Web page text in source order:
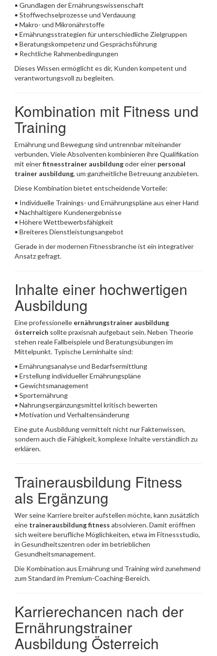
• Grundlagen der Ernährungswissenschaft
• Stoffwechselprozesse und Verdauung
• Makro- und Mikronährstoffe
• Ernährungsstrategien für unterschiedliche Zielgruppen
• Beratungskompetenz und Gesprächsführung
• Rechtliche Rahmenbedingungen
Dieses Wissen ermöglicht es dir, Kunden kompetent und
verantwortungsvoll zu begleiten.
Kombination mit Fitness und
Training
Ernährung und Bewegung sind untrennbar miteinander
verbunden. Viele Absolventen kombinieren ihre Qualifikation
mit einerfitnesstrainer ausbildungoder einer personal
trainer ausbildung, um ganzheitliche Betreuung anzubieten.
Diese Kombination bietet entscheidende Vorteile:
• Individuelle Trainings- und Ernährungspläne aus einer Hand
• Nachhaltigere Kundenergebnisse
• Höhere Wettbewerbsfähigkeit
• Breiteres Dienstleistungsangebot
Gerade in der modernen Fitnessbranche ist ein integrativer
Ansatz gefragt.
Inhalte einer hochwertigen
Ausbildung
Eine professionelle ernährungstrainer ausbildung
österreich sollte praxisnah aufgebaut sein. Neben Theorie
stehen reale Fallbeispiele und Beratungsübungen im
Mittelpunkt. Typische Lerninhalte sind:
• Ernährungsanalyse und Bedarfsermittlung
• Erstellung individueller Ernährungspläne
• Gewichtsmanagement
• Sporternährung
• Nahrungsergänzungsmittel kritisch bewerten
• Motivation und Verhaltensänderung
Eine gute Ausbildung vermittelt nicht nur Faktenwissen,
sondern auch die Fähigkeit, komplexe Inhalte verständlich zu
erklären.
Trainerausbildung Fitness
als Ergänzung
Wer seine Karriere breiter aufstellen möchte, kann zusätzlich
eine trainerausbildung fitness absolvieren. Damit eröffnen
sich weitere berufliche Möglichkeiten, etwa im Fitnessstudio,
in Gesundheitszentren oder im betrieblichen
Gesundheitsmanagement.
Die Kombination aus Ernährung und Training wird zunehmend
zum Standard im Premium-Coaching-Bereich.
Karrierechancen nach der
Ernährungstrainer
Ausbildung Österreich